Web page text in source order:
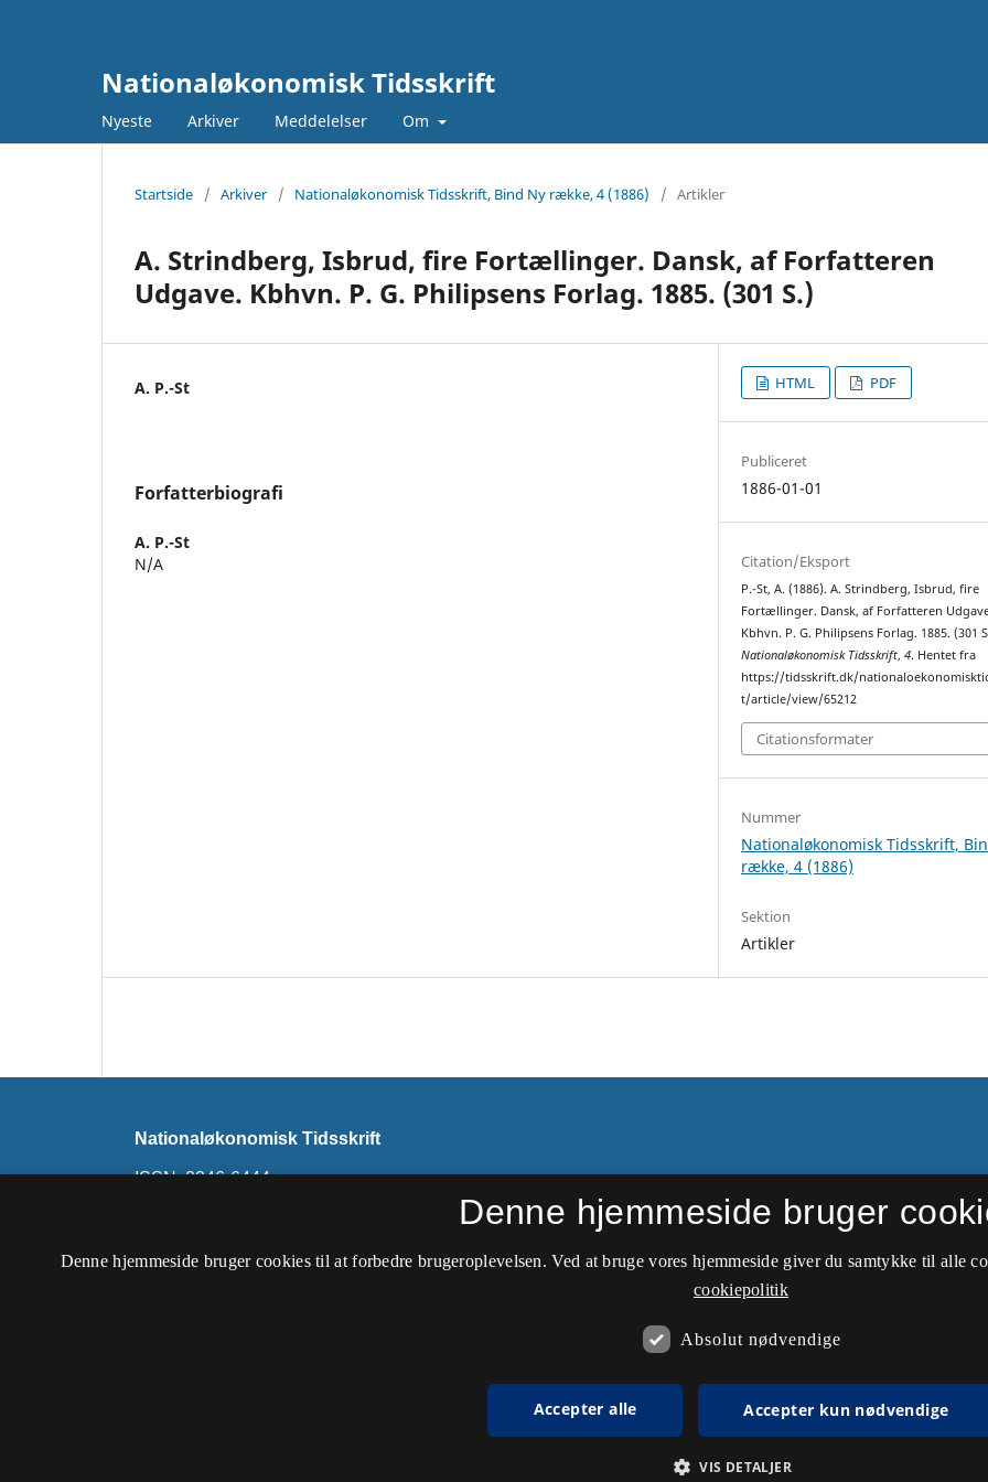
Nationaløkonomisk Tidsskrift
Nyeste Arkiver Meddelelser Om
Startside / Arkiver / Nationaløkonomisk Tidsskrift, Bind Ny række, 4 (1886) / Artikler
A. Strindberg, Isbrud, fire Fortællinger. Dansk, af Forfatteren
Udgave. Kbhvn. P. G. Philipsens Forlag. 1885. (301 S.)
A. P.-St
Forfatterbiografi
A. P.-St
N/A
HTML PDF
Publiceret
1886-01-01
Citation/Eksport
P.-St, A. (1886). A. Strindberg, Isbrud, fire
Fortællinger. Dansk, af Forfatteren
Kbhvn. P. G. Philipsens Forlag. 1885. (301
Nationaløkonomisk Tidsskrift,4. Hentet fra
https://tidsskrift.dk/
t/article/view/65212
Citationsformater
Nummer
Nationaløkonomisk Tidsskrift,
række, 4 (1886)
Sektion
Artikler
Nationaløkonomisk Tidsskrift
ISSN: 2246-6444
Tidsskriftet udkommer ikke længere på denne side. Nyere udgivelser kan
Forening).
Denne hjemmeside bruger
Denne hjemmeside bruger cookies til at forbedre brugeroplevelsen. Ved at bruge vores hjemmeside giver du samtykke til alle
cookiepolitik
Absolut nødvendige
Accepter alle Accepter kun nødvendige
VIS DETALJER